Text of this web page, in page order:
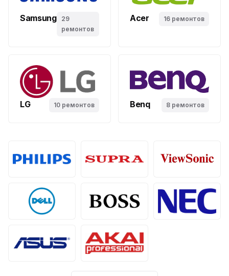
Samsung
29
ремонтов
Acer 16 ремонтов
LG 10 ремонтов Benq 8 ремонтов